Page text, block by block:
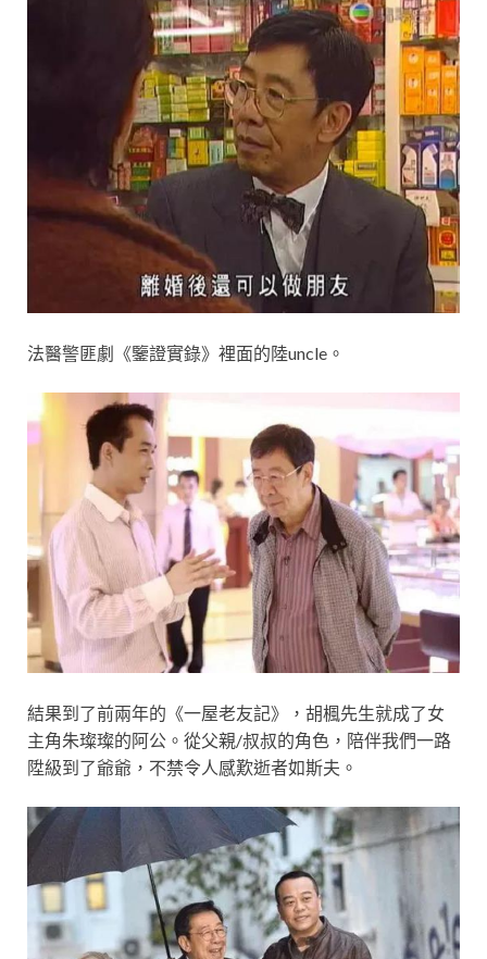
法醫警匪劇《鑒證實錄》裡面的陸uncle。
結果到了前兩年的《一屋老友記》，胡楓先生就成了女
主角朱璨璨的阿公。從父親/叔叔的角色，陪伴我們一路
陞級到了爺爺，不禁令人感歎逝者如斯夫。